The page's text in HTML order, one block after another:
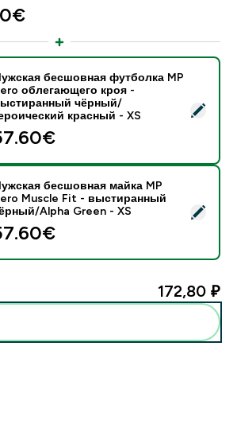
футболка MP Hero
бесшовная футболка MP
облегающего кроя -
чёрный/
красный - XS
майка MP Hero Muscle Fit -
бесшовная майка MP
Muscle Fit - выстиранный
Alpha Green - XS
172,80 ₽‎